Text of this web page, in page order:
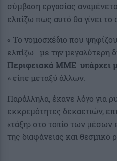
σύμβαση εργασίας
ελπίζω πως αυτό θα γίνει το
« Το νομοσχέδιο που
ελπίζω με την μεγαλύτερη
Περιφειακά ΜΜΕ υπάρχει
» είπε μεταξύ άλλων.
Παράλληλα, έκανε λόγο για
εκκρεμότητες δεκαετιών,
«τάξη» στο τοπίο των
της διαφάνειας και θεσμικό